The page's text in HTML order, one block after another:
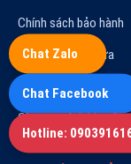
Chính sách bảo hành
Quy trình sửa chữa
Hoạt động công ty
Chương trình khuyến
Chat Zalo
Chat Facebook
Hotline: